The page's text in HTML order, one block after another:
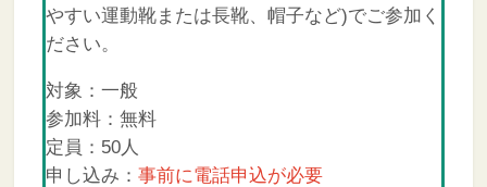
やすい運動靴または⻑靴、帽子など)でご参加く
ださい。
対象：一般
参加料：無料
定員：50人
申し込み： 事前に電話申込が必要